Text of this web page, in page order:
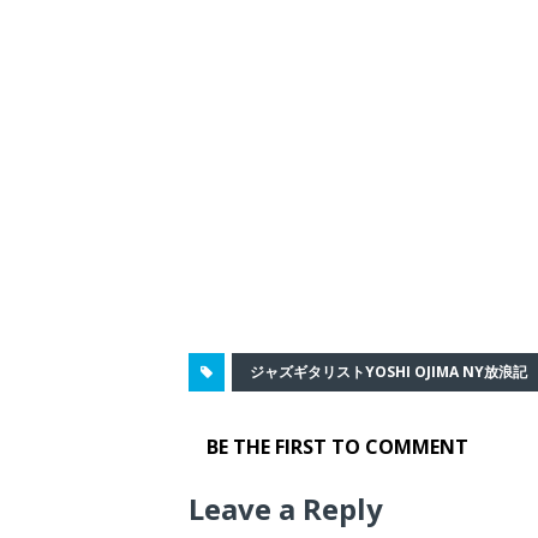
ジャズギタリストYOSHI OJIMA NY放浪記
BE THE FIRST TO COMMENT
Leave a Reply